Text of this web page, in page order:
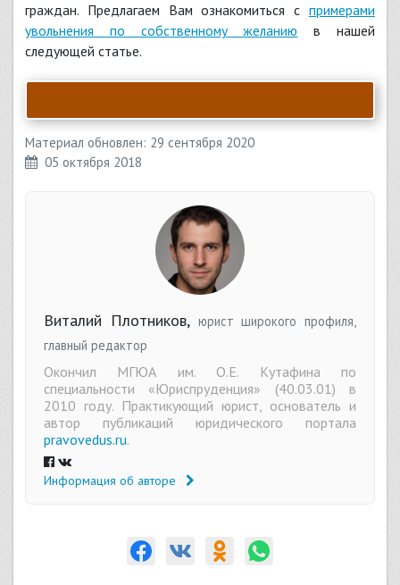
граждан. Предлагаем Вам ознакомиться с примерами
увольнения по собственному желанию в нашей
следующей статье.
Материал обновлен: 29 сентября 2020
05 октября 2018
Виталий Плотников, юрист широкого профиля,
главный редактор
Окончил МГЮА им. О.Е. Кутафина по
специальности «Юриспруденция» (40.03.01) в
2010 году. Практикующий юрист, основатель и
автор публикаций юридического портала
pravovedus.ru.
Информация об авторе